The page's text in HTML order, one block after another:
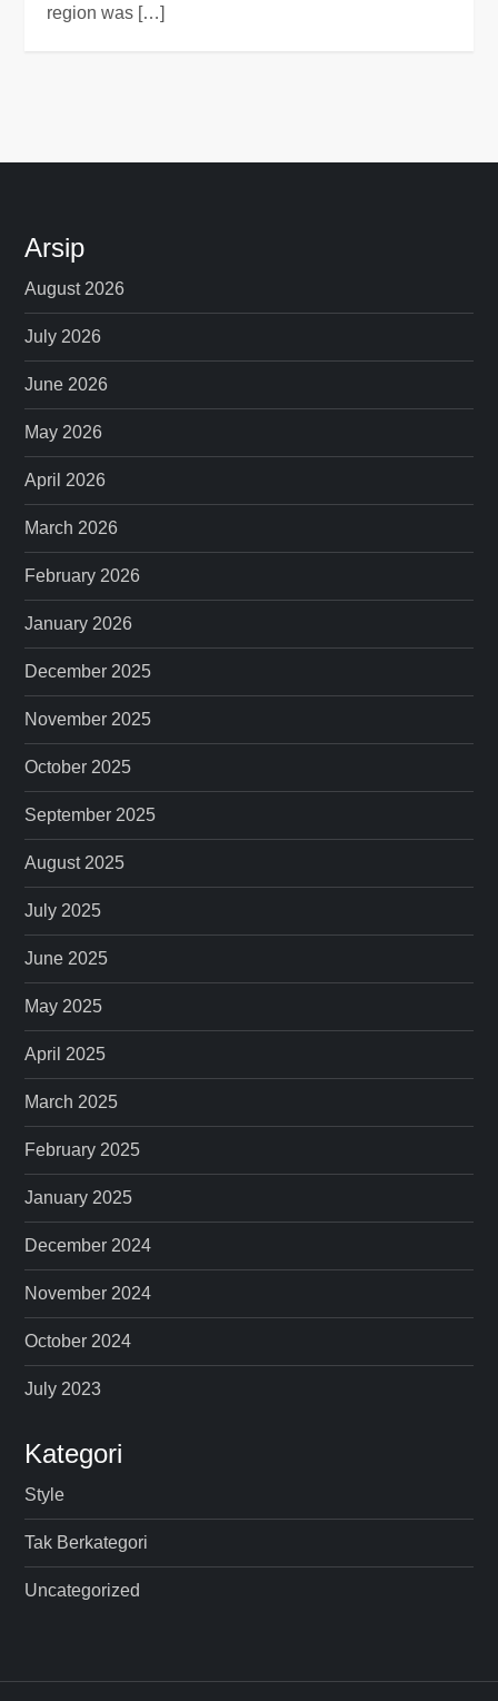
region was […]
Arsip
August 2026
July 2026
June 2026
May 2026
April 2026
March 2026
February 2026
January 2026
December 2025
November 2025
October 2025
September 2025
August 2025
July 2025
June 2025
May 2025
April 2025
March 2025
February 2025
January 2025
December 2024
November 2024
October 2024
July 2023
Kategori
Style
Tak Berkategori
Uncategorized